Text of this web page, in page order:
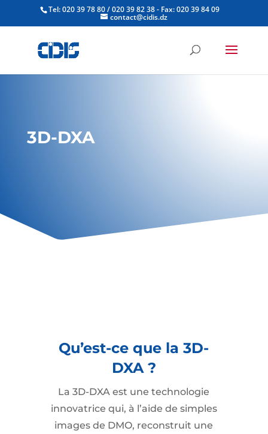
Tel: 020 39 78 80 / 020 39 82 38 - Fax: 020 39 84 09
contact@cidis.dz
3D-DXA
Qu’est-ce que la 3D-
DXA ?
La 3D-DXA est une technologie
innovatrice qui, à l’aide de simples
images de DMO, reconstruit une